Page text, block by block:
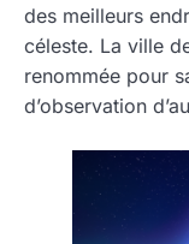
des meilleurs
céleste. La ville
renommée pour
d’observation